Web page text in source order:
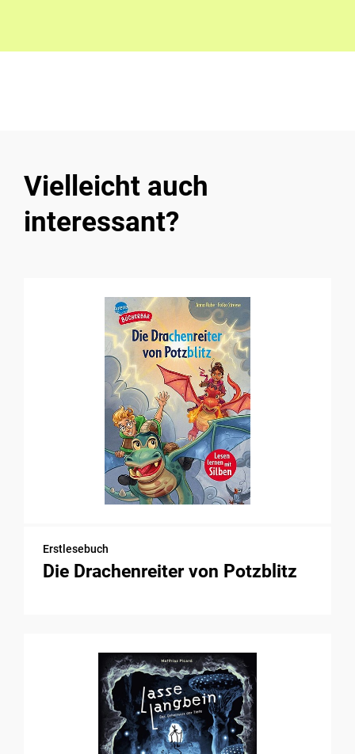
Vielleicht auch
interessant?
Erstlesebuch
Die Drachenreiter von Potzblitz